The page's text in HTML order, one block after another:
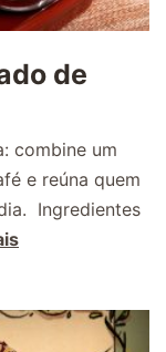
de
combine um
e reúna quem
Ingredientes